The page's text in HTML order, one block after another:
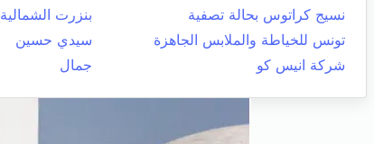
نسيج كراتوس بحالة تصفية
بنزرت الشمالية
تونس للخياطة والملابس الجاهزة
سيدي حسين
شركة انيس كو
جمال